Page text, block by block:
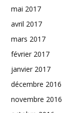
mai 2017
avril 2017
mars 2017
février 2017
janvier 2017
décembre 2016
novembre 2016